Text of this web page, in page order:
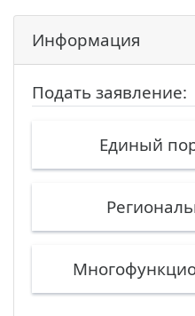
Информация
Подать заявление:
Единый